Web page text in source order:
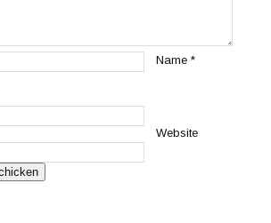
Name*
Website